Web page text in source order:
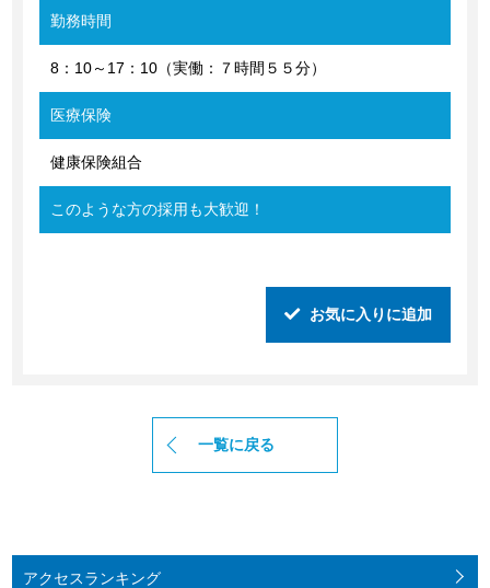
勤務時間
8：10～17：10（実働：７時間５５分）
医療保険
健康保険組合
このような方の採用も大歓迎！
お気に入りに追加
一覧に戻る
アクセスランキング